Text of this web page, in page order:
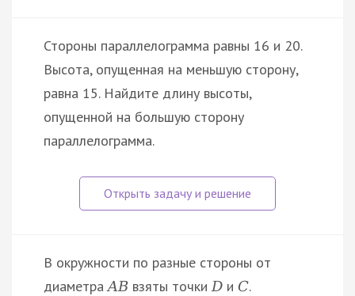
Стороны параллелограмма равны 16 и 20.
Высота, опущенная на меньшую сторону,
равна 15. Найдите длину высоты,
опущенной на большую сторону
параллелограмма.
В окружности по разные стороны от
диаметраAB взяты точкиD и C.